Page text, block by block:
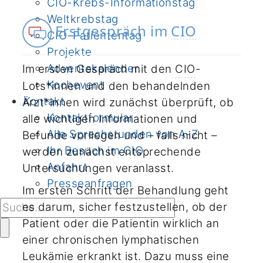
Weltkrebstag
CIO-Patiententag
Projekte
Adventskalender
Kochevent
Kontakt
Kontaktformular
Alle Sprechstunden von A-Z
Ihr Besuch im CIO
Anfahrt
Presseanfragen
Erstgespräch im CIO
Im ersten Gespräch mit den CIO-
Lots*innen und den behandelnden
Ärzt*innen wird zunächst überprüft, ob
alle wichtigen Informationen und
Befunde vorliegen und – falls nicht –
werden zunächst entsprechende
Untersuchungen veranlasst.
Im ersten Schritt der Behandlung geht
es darum, sicher festzustellen, ob der
Patient oder die Patientin wirklich an
einer chronischen lymphatischen
Leukämie erkrankt ist. Dazu muss eine